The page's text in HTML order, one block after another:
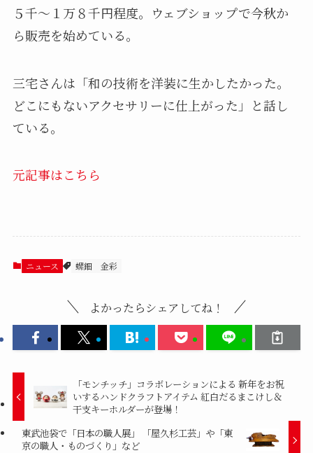
５千～１万８千円程度。ウェブショップで今秋か
ら販売を始めている。
三宅さんは「和の技術を洋装に生かしたかった。
どこにもないアクセサリーに仕上がった」と話し
ている。
元記事はこちら
ニュース 螺鈿 金彩
よかったらシェアしてね！
「モンチッチ」コラボレーションによる 新年をお祝
いするハンドクラフトアイテム 紅白だるまこけし＆
干支キーホルダーが登場！
東武池袋で「日本の職人展」 「屋久杉工芸」や「東
京の職人・ものづくり」など